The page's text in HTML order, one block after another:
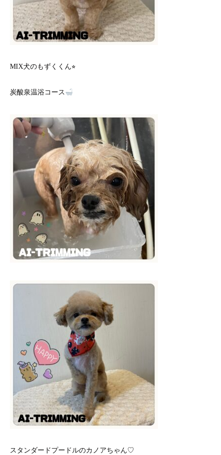
MIX犬のもずくくん⭐︎
炭酸泉温浴コース
スタンダードプードルのカノアちゃん♡